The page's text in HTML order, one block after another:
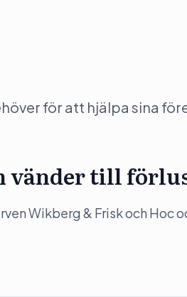
för att hjälpa sina
vänder till
Wikberg & Frisk och Hoc